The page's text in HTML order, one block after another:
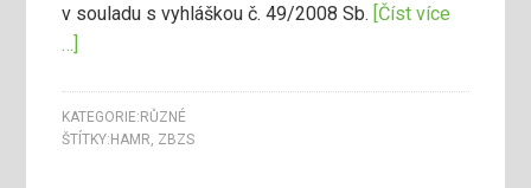
v souladu s vyhláškou č. 49/2008 Sb. [Číst více
…]
KATEGORIE: RŮZNÉ
ŠTÍTKY: HAMR, ZBZS